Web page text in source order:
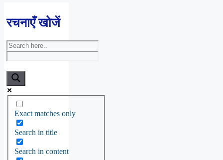
रचनाएँ खोजें
Exact matches only
Search in title
Search in content